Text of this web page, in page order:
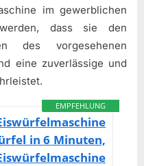
im gewerblichen
dass sie den
des vorgesehenen
eine zuverlässige und
EMPFEHLUNG
in 6 Minuten,